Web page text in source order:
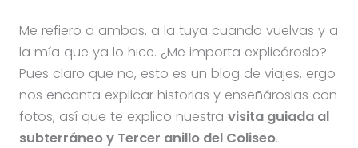
Me refiero a ambas, a la tuya cuando vuelvas y a
la mía que ya lo hice. ¿Me importa explicároslo?
Pues claro que no, esto es un blog de viajes, ergo
nos encanta explicar historias y enseñároslas con
fotos, así que te explico nuestra visita guiada al
subterráneo y Tercer anillo del Coliseo.